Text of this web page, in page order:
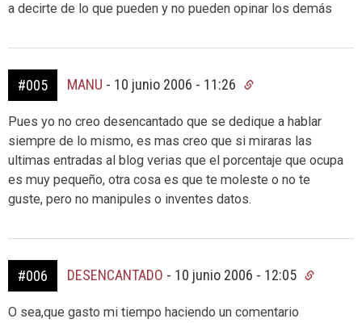
a decirte de lo que pueden y no pueden opinar los demás
#005 MANU - 10 junio 2006 - 11:26
Pues yo no creo desencantado que se dedique a hablar
siempre de lo mismo, es mas creo que si miraras las
ultimas entradas al blog verias que el porcentaje que ocupa
es muy pequeño, otra cosa es que te moleste o no te
guste, pero no manipules o inventes datos.
#006 DESENCANTADO - 10 junio 2006 - 12:05
O sea,que gasto mi tiempo haciendo un comentario